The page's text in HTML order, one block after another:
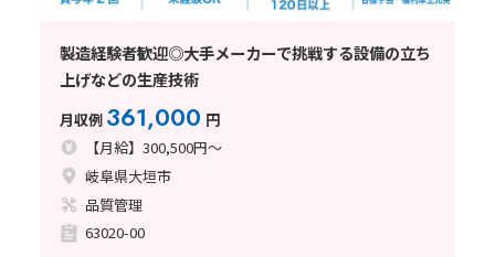
製造経験者歓迎◎大手メーカーで挑戦する設備の立ち
上げなどの生産技術
月収例 361,000 円
【月給】300,500円～
岐阜県大垣市
品質管理
63020-00